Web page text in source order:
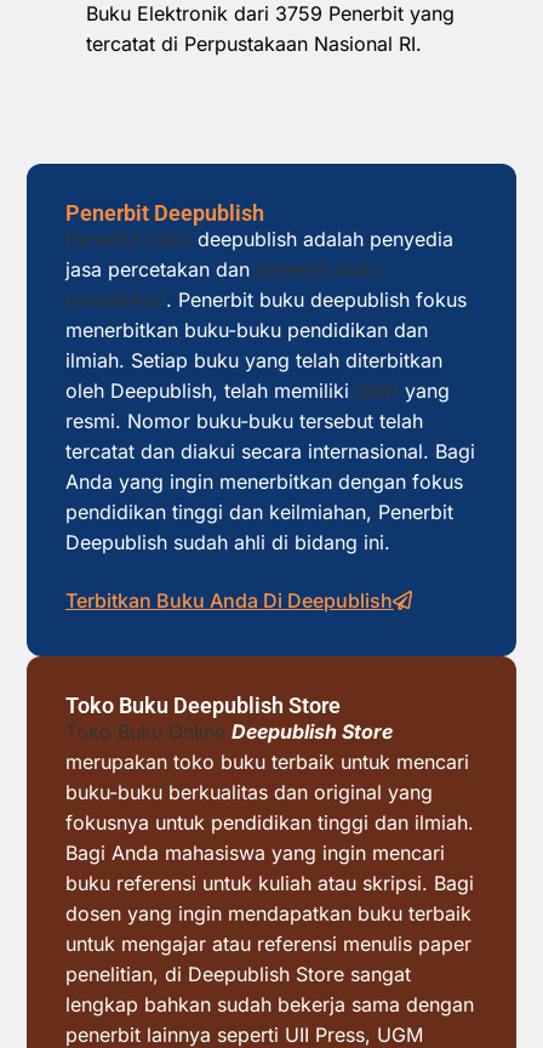
Buku Elektronik dari 3759 Penerbit yang
tercatat di Perpustakaan Nasional RI.
Penerbit Deepublish
Penerbit buku deepublish adalah penyedia
jasa percetakan dan penerbit buku
pendidikan. Penerbit buku deepublish fokus
menerbitkan buku-buku pendidikan dan
ilmiah. Setiap buku yang telah diterbitkan
oleh Deepublish, telah memiliki ISBN yang
resmi. Nomor buku-buku tersebut telah
tercatat dan diakui secara internasional. Bagi
Anda yang ingin menerbitkan dengan fokus
pendidikan tinggi dan keilmiahan, Penerbit
Deepublish sudah ahli di bidang ini.
Terbitkan Buku Anda Di Deepublish
Toko Buku Deepublish Store
Toko Buku Online Deepublish Store
merupakan toko buku terbaik untuk mencari
buku-buku berkualitas dan original yang
fokusnya untuk pendidikan tinggi dan ilmiah.
Bagi Anda mahasiswa yang ingin mencari
buku referensi untuk kuliah atau skripsi. Bagi
dosen yang ingin mendapatkan buku terbaik
untuk mengajar atau referensi menulis paper
penelitian, di Deepublish Store sangat
lengkap bahkan sudah bekerja sama dengan
penerbit lainnya seperti UII Press, UGM